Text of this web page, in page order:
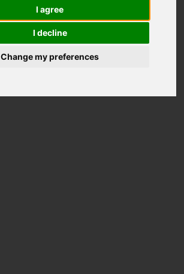
I agree
I decline
Change my preferences